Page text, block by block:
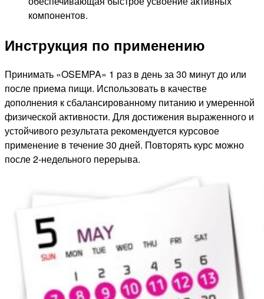
компонентов.
Инструкция по применению
Принимать «OSEMPA» 1 раз в день за 30 минут до или
после приема пищи. Использовать в качестве
дополнения к сбалансированному питанию и умеренной
физической активности. Для достижения выраженного и
устойчивого результата рекомендуется курсовое
применение в течение 30 дней. Повторять курс можно
после 2-недельного перерыва.